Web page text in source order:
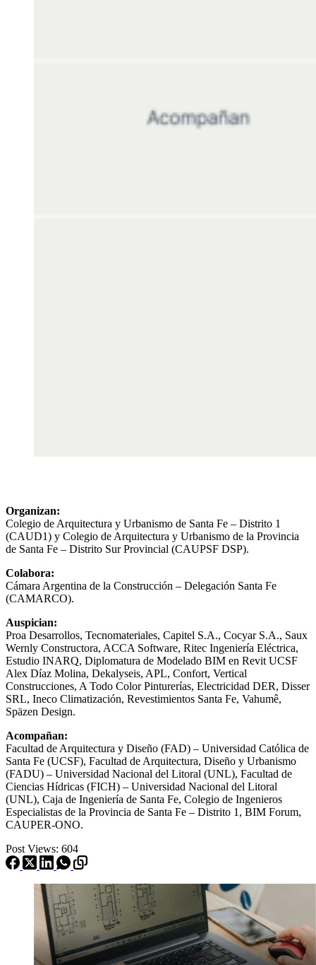
Organizan:
Colegio de Arquitectura y Urbanismo de Santa Fe – Distrito 1
(CAUD1) y Colegio de Arquitectura y Urbanismo de la Provincia
de Santa Fe – Distrito Sur Provincial (CAUPSF DSP).
Colabora:
Cámara Argentina de la Construcción – Delegación Santa Fe
(CAMARCO).
Auspician:
Proa Desarrollos, Tecnomateriales, Capitel S.A., Cocyar S.A., Saux
Wernly Constructora, ACCA Software, Ritec Ingeniería Eléctrica,
Estudio INARQ, Diplomatura de Modelado BIM en Revit UCSF
Alex Díaz Molina, Dekalyseis, APL, Confort, Vertical
Construcciones, A Todo Color Pinturerías, Electricidad DER, Disser
SRL, Ineco Climatización, Revestimientos Santa Fe, Vahumê,
Späzen Design.
Acompañan:
Facultad de Arquitectura y Diseño (FAD) – Universidad Católica de
Santa Fe (UCSF), Facultad de Arquitectura, Diseño y Urbanismo
(FADU) – Universidad Nacional del Litoral (UNL), Facultad de
Ciencias Hídricas (FICH) – Universidad Nacional del Litoral
(UNL), Caja de Ingeniería de Santa Fe, Colegio de Ingenieros
Especialistas de la Provincia de Santa Fe – Distrito 1, BIM Forum,
CAUPER-ONO.
Post Views: 604